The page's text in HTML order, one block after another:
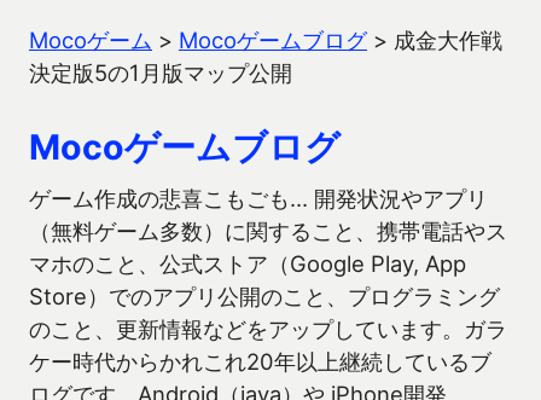
Mocoゲーム > Mocoゲームブログ> 成金大作戦
決定版5の1月版マップ公開
Mocoゲームブログ
ゲーム作成の悲喜こもごも… 開発状況やアプリ
（無料ゲーム多数）に関すること、携帯電話やス
マホのこと、公式ストア（Google Play, App
Store）でのアプリ公開のこと、プログラミング
のこと、更新情報などをアップしています。ガラ
ケー時代からかれこれ20年以上継続しているブ
ログです。Android（java）や iPhone開発